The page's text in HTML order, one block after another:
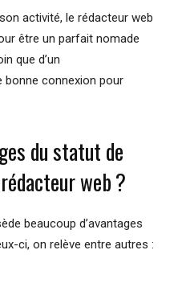
activité, le rédacteur web
être un parfait nomade
que d’un
bonne connexion pour
du statut de
web ?
beaucoup d’avantages
ci, on relève entre autres :